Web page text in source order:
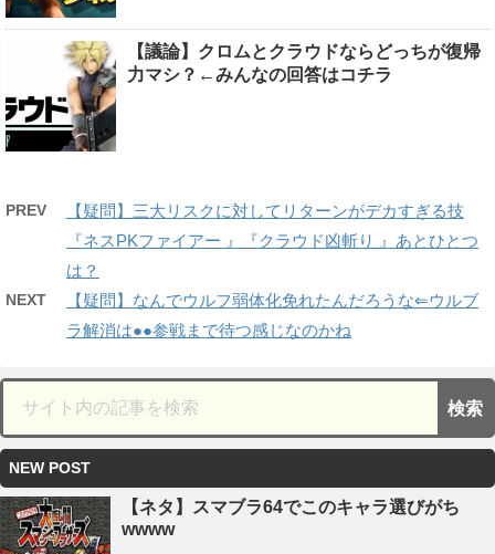
【議論】クロムとクラウドならどっちが復帰
力マシ？←みんなの回答はコチラ
PREV
【疑問】三大リスクに対してリターンがデカすぎる技
『ネスPKファイアー 』『クラウド凶斬り 』あとひとつ
は？
NEXT
【疑問】なんでウルフ弱体化免れたんだろうな⇐ウルブ
ラ解消は●●参戦まで待つ感じなのかね
NEW POST
【ネタ】スマブラ64でこのキャラ選びがち
wwww